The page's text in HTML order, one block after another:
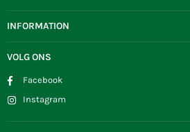
INFORMATION
VOLG ONS
Facebook
Instagram